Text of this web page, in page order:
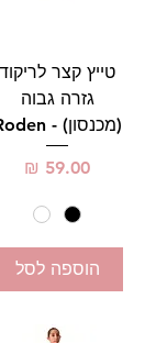
טייץ קצר לריקוד
גזרה גבוה
(מכנסון) - Roden
מחיר
הוספה לסל